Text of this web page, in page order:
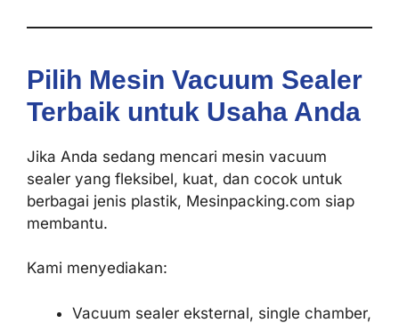
Pilih Mesin Vacuum Sealer
Terbaik untuk Usaha Anda
Jika Anda sedang mencari mesin vacuum
sealer yang fleksibel, kuat, dan cocok untuk
berbagai jenis plastik, Mesinpacking.com siap
membantu.
Kami menyediakan:
Vacuum sealer eksternal, single chamber,